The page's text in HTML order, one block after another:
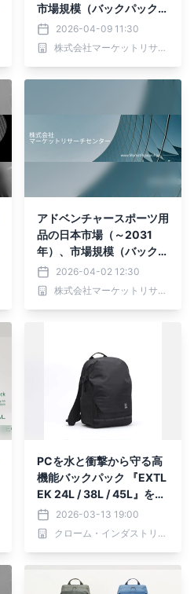
市場規模（バックパック、
ブリーフケース、スリー
ブ）・分析レポートを発表
2026-04-09 11:30
株式会社マーケットリサーチセンター
アドベンチャースポーツ用
品の日本市場（～2031
年）、市場規模（バックパ
ック＆バッグ、ウォーター
スポーツ用品、履物）・分
析レポートを発表
2026-04-02 12:30
株式会社マーケットリサーチセンター
PCを水と衝撃から守る高
機能バックパック 『EXTL
EK 24L / 38L / 45L』を発
売
2026-03-13 19:00
クローム・インダストリーズジャパン合同会社